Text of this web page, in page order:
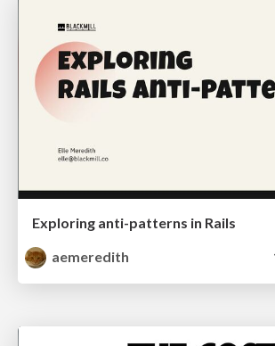
Exploring anti-patterns in Rails
aemeredith